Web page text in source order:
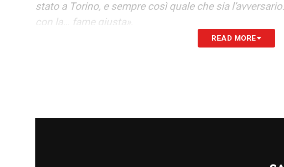
stato a Torino, e sempre così quale che sia
con la… fame giusta»
READ MORE